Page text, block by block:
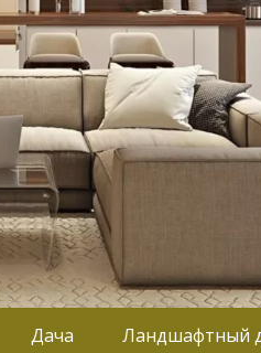
Дача Ландшафтный